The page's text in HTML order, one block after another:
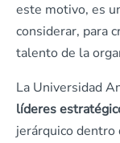
este motivo, es
considerar, para
talento de la
La Universidad
líderes
jerárquico dentro